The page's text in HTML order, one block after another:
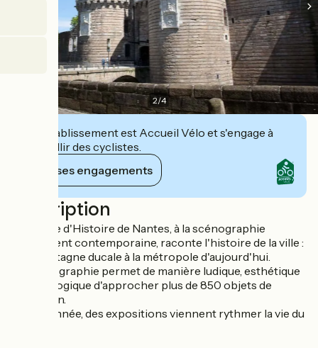
2/4
Cet établissement est Accueil Vélo et s'engage à
accueillir des cyclistes.
Voir ses engagements
Description
Le musée d'Histoire de Nantes, à la scénographie
résolument contemporaine, raconte l'histoire de la ville :
de la Bretagne ducale à la métropole d'aujourd'hui.
La scénographie permet de manière ludique, esthétique
et pédagogique d'approcher plus de 850 objets de
collection.
Toute l'année, des expositions viennent rythmer la vie du